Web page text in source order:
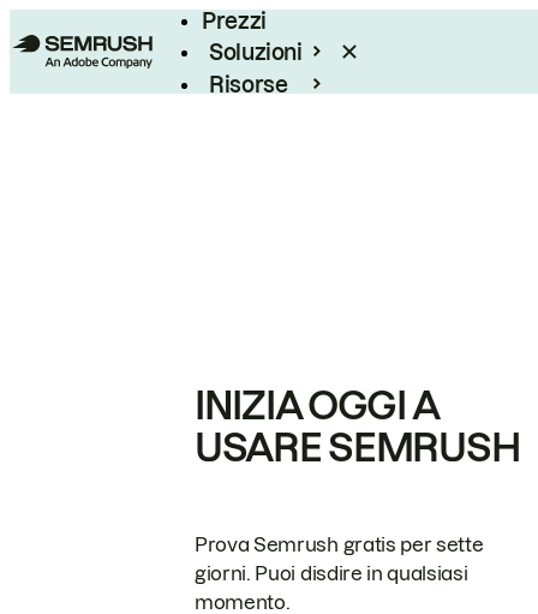
Prezzi
Soluzioni
Risorse
INIZIA OGGI A
USARE SEMRUSH
Prova Semrush gratis per sette
giorni. Puoi disdire in qualsiasi
momento.